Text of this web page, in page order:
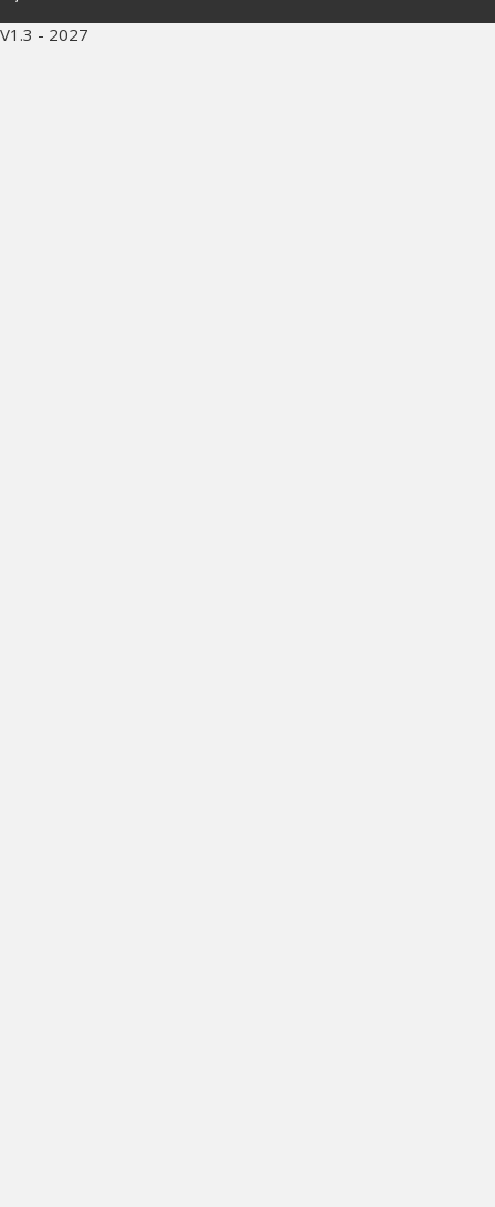
V1.3 - 2027